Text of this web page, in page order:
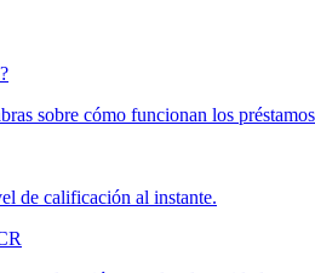
sobre cómo funcionan los
de calificación al instante.